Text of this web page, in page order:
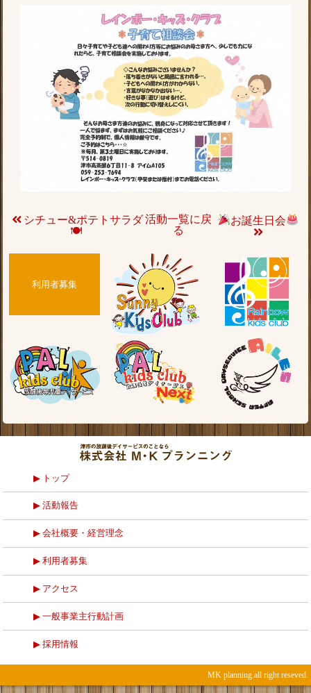
シチュー&ポテトサラダ
🍽
活動一覧に戻
る
お誕生日会
利用者募集
トップ
活動報告
会社概要・経営理念
利用者募集
アクセス
一般事業主行動計画
採用情報
MK planning.all right reseved.